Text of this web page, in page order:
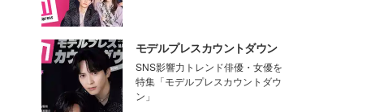
モデルプレスカウントダウン
SNS影響力トレンド俳優・女優を
特集「モデルプレスカウントダウ
ン」